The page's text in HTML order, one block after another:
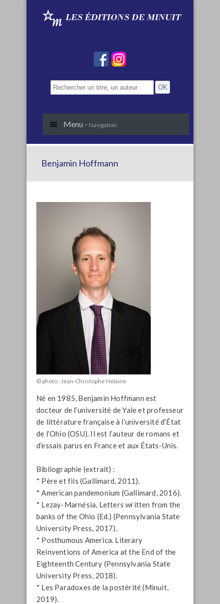
Menu - Navigation
Benjamin Hoffmann
© photo : Jean-Christophe Helaine
Né en 1985, Benjamin Hoffmann est
docteur de l’université de Yale et professeur
de littérature française à l’université d’État
de l’Ohio (OSU). Il est l’auteur de romans et
d’essais parus en France et aux États-Unis.
Bibliographie (extrait) :
* Père et fils (Gallimard, 2011).
* American pandemonium (Gallimard, 2016).
* Lezay-Marnésia, Letters written from the
banks of the Ohio (Ed.) (Pennsylvania State
University Press, 2017).
* Posthumous America. Literary
Reinventions of America at the End of the
Eighteenth Century (Pennsylvania State
University Press, 2018).
* Les Paradoxes de la postérité (Minuit,
2019).